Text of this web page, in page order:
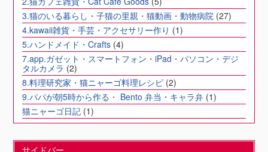
3.猫のいる暮らし・子猫の里親・猫動画・動物病院 (27)
4.kawaii雑貨・手芸・アクセサリー作り (1)
5.ハンドメイド・Crafts (4)
7.app.ガゼット・スマートフォン・iPad・パソコン・デジ
タルカメラ (2)
8.料理研究家・猫ニャーゴ料理レシピ (2)
9.パパが朝5時から作る・ Bento 弁当・キャラ弁 (1)
猫ニャーゴ日記 (1)
サイドバー